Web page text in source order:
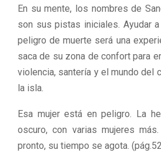
En su mente, los nombres de
son sus pistas iniciales. Ayudar
peligro de muerte será una
saca de su zona de confort para
violencia, santería y el mundo del
la isla.
Esa mujer está en peligro. La
oscuro, con varias mujeres
pronto, su tiempo se agota.